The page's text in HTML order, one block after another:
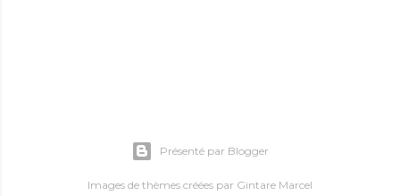
Présenté par Blogger
Images de thèmes créées par Gintare Marcel